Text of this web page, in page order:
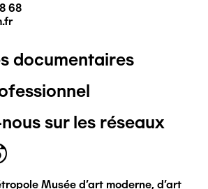
68
documentaires
sur les réseaux
Musée d'art moderne, d'art